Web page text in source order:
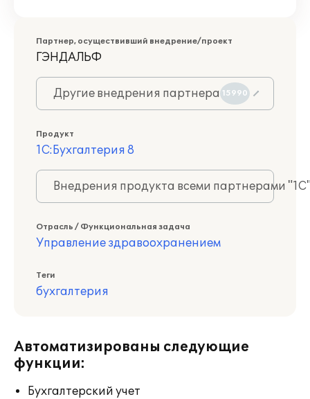
Партнер, осуществивший внедрение/проект
ГЭНДАЛЬФ
Другие внедрения партнера 15990
Продукт
1С:Бухгалтерия 8
Внедрения продукта всеми партнерами
Отрасль / Функциональная задача
Управление здравоохранением
Теги
бухгалтерия
Автоматизированы следующие
функции:
Бухгалтерский учет